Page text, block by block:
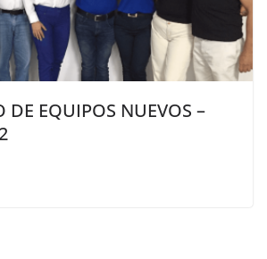
DE EQUIPOS NUEVOS –